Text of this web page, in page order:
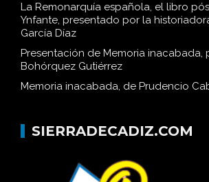
La Remonarquía española, el libro
Ynfante, presentado por la
García Díaz
Presentación de Memoria inacabada,
Bohórquez Gutiérrez
Memoria inacabada, de Prudencio
SIERRADECADIZ.COM